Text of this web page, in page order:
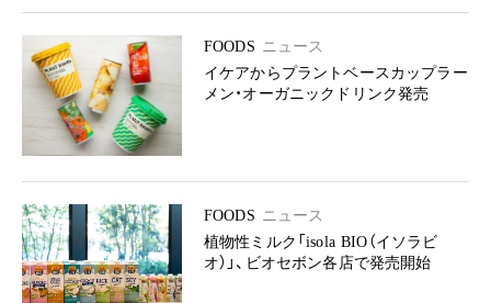
FOODS ニュース
イケアからプラントベースカップラー
メン・オーガニックドリンク発売
FOODS ニュース
植物性ミルク「isola BIO（イソラビ
オ）」、ビオセボン各店で発売開始